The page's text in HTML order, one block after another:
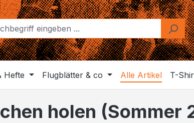
Hefte Flugblätter & co Alle Artikel T-
holen (Sommer